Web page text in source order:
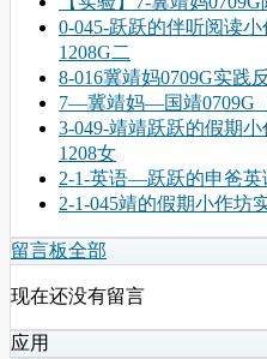
0-045-跃跃的伴听阅读
1208G二
8-016冀靖妈0709G实践
7—冀靖妈—国靖0709G
3-049-靖靖跃跃的假期
1208女
2-1-英语—跃跃的申爸
2-1-045靖的假期小作坊
留言板全部
现在还没有留言
应用